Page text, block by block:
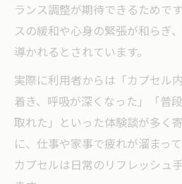
ランス調整が期待できるためで
スの緩和や心身の緊張が和らぎ
導かれるとされています。
実際に利用者からは「カプセル
着き、呼吸が深くなった」「普
取れた」といった体験談が多く
に、仕事や家事で疲れが溜まっ
カプセルは日常のリフレッシュ